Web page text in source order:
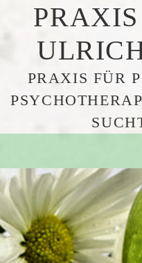
PRAXIS FÜR